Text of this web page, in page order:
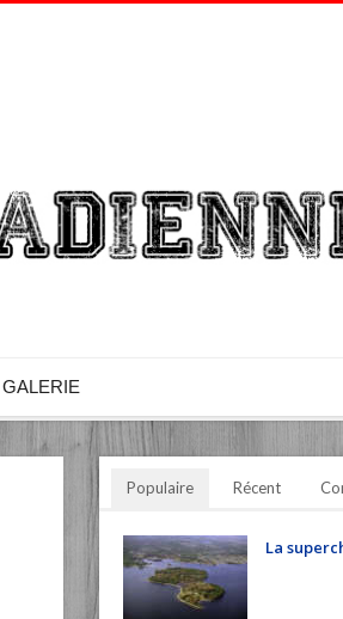
GALERIE
Populaire Récent
La